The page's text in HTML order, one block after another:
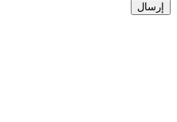
إرسال